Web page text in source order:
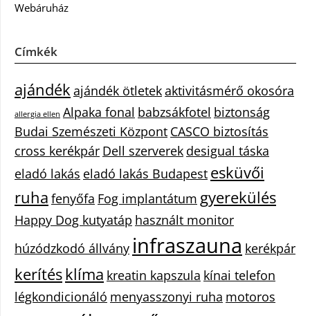
Webáruház
Címkék
ajándékajándék ötletekaktivitásmérő okosóra
allergia ellen Alpaka fonal babzsákfotel biztonság
Budai Szemészeti Központ CASCO biztosítás
cross kerékpár Dell szerverek desigual táska
eladó lakás eladó lakás Budapest esküvői
ruha fenyőfa Fog implantátum gyerekülés
Happy Dog kutyatáp használt monitor
húzódzkodó állvány infraszauna kerékpár
kerítésklíma kreatin kapszula kínai telefon
légkondicionáló menyasszonyi ruha motoros